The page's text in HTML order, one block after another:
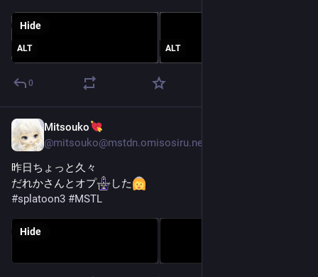
ALT ALT
Hide
0
Mitsouko
@mitsouko@mstdn.omisosiru.net
昨日ちょっと久々
だれかさんとオプ​
​した
#splatoon3 #MSTL
Hide